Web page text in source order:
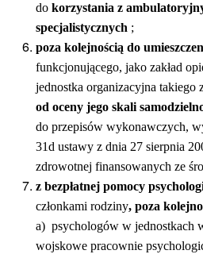
do korzystania z
specjalistycznych ;
poza kolejnością do
funkcjonującego, jako zakład
jednostka organizacyjna takiego
od oceny jego skali
do przepisów wykonawczych,
31d ustawy z dnia 27 sierpnia
zdrowotnej finansowanych ze
z bezpłatnej pomocy
członkami rodziny, poza
a) psychologów w jednostkach
wojskowe pracownie